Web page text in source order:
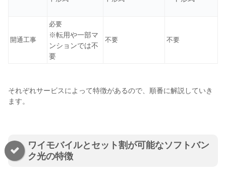
開通工事
必要
※転用や一部マ
ンションでは不
要
不要 不要
それぞれサービスによって特徴があるので、順番に解説していき
ます。
ワイモバイルとセット割が可能なソフトバン
ク光の特徴